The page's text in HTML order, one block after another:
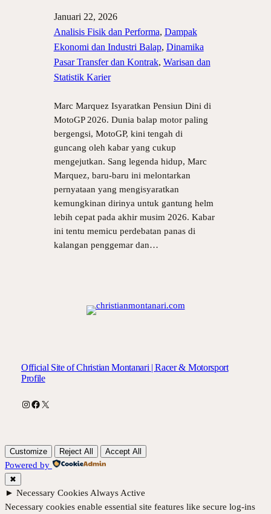
Januari 22, 2026
Analisis Fisik dan Performa, Dampak
Ekonomi dan Industri Balap, Dinamika
Pasar Transfer dan Kontrak, Warisan dan
Statistik Karier
Marc Marquez Isyaratkan Pensiun Dini di
MotoGP 2026. Dunia balap motor paling
bergengsi, MotoGP, kini tengah di
guncang oleh kabar yang cukup
mengejutkan. Sang legenda hidup, Marc
Marquez, baru-baru ini melontarkan
pernyataan yang mengisyaratkan
kemungkinan dirinya untuk gantung helm
lebih cepat pada akhir musim 2026. Kabar
ini tentu memicu perdebatan panas di
kalangan penggemar dan…
Official Site of Christian Montanari | Racer & Motorsport
Profile
Instagram
Facebook
X
Customize Reject All Accept All
Powered by
✖
► Necessary Cookies Always Active
Necessary cookies enable essential site features like secure log-ins